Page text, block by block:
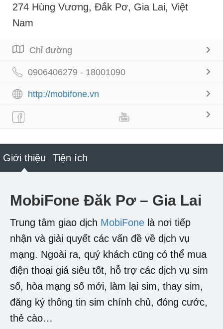
274 Hùng Vương, Đắk Pơ, Gia Lai, Việt
Nam
Chỉ đường
0906406279 - 18001090
http://mobifone.vn
Giới thiệu Tiện ích
MobiFone Đăk Pơ – Gia Lai
Trung tâm giao dịch MobiFone là nơi tiếp
nhận và giải quyết các vấn đề về dịch vụ
mạng. Ngoài ra, quý khách cũng có thể mua
điện thoại giá siêu tốt, hỗ trợ các dịch vụ sim
số, hòa mạng số mới, làm lại sim, thay sim,
đăng ký thông tin sim chính chủ, đóng cước,
thẻ cào…